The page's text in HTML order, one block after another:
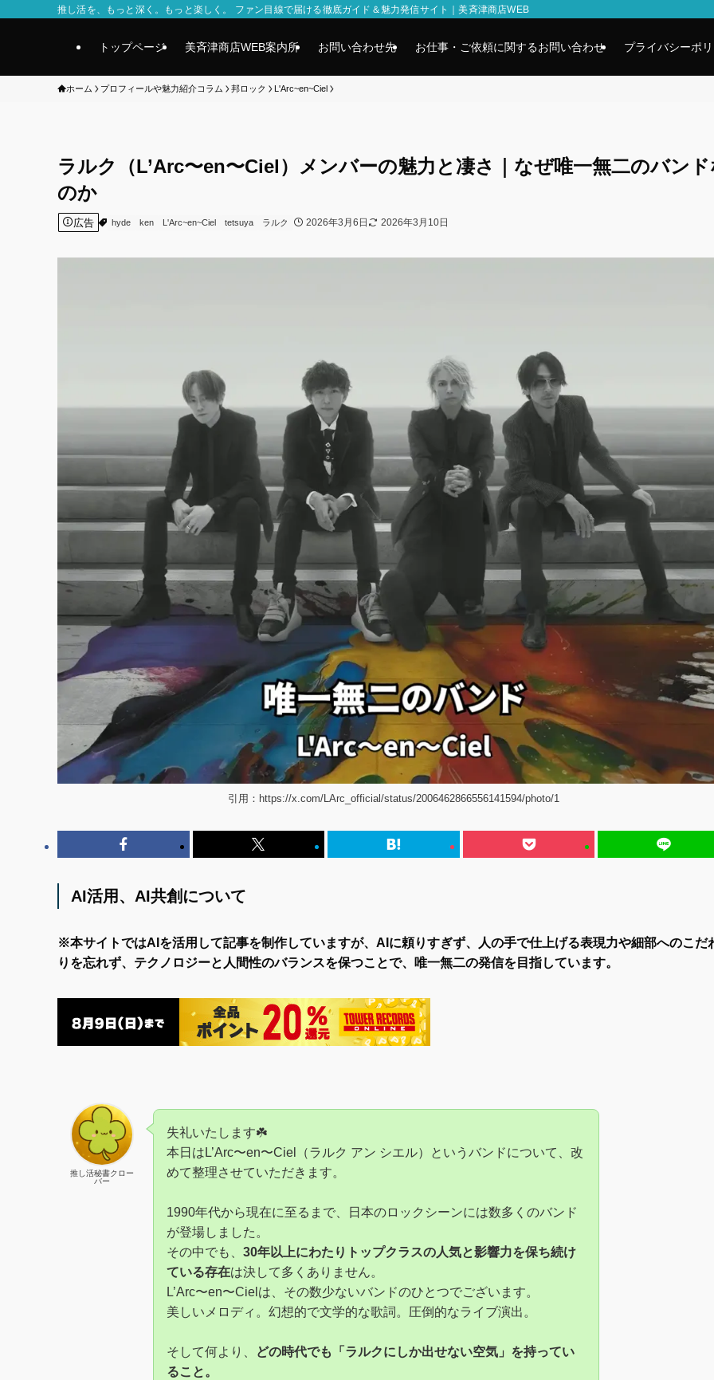
推し活を、もっと深く。もっと楽しく。 ファン目線で届ける徹底ガイド＆魅力発信サイト｜美斉津商店WEB
トップページ 美斉津商店WEB案内所 お問い合わせ先 お仕事・ご依頼に関するお問い合わせ プライバシーポ
ホーム プロフィールや魅力紹介コラム 邦ロック L'Arc~en~Ciel
ラルク（L’Arc〜en〜Ciel）メンバーの魅力と凄さ｜なぜ唯一無二のバン
のか
広告 hyde ken L'Arc~en~Ciel tetsuya ラルク 2026年3月6日 2026年3月10日
引用：https://x.com/LArc_official/status/2006462866556141594/photo/1
AI活用、AI共創について
※本サイトではAIを活用して記事を制作していますが、AIに頼りすぎず、人の手で仕上げる表現力や細部へのこだ
りを忘れず、テクノロジーと人間性のバランスを保つことで、唯一無二の発信を目指しています。
推し活秘書クロー
バー
失礼いたします☘️
本日はL’Arc〜en〜Ciel（ラルク アン シエル）というバンドについて、改
めて整理させていただきます。
1990年代から現在に至るまで、日本のロックシーンには数多くのバンド
が登場しました。
その中でも、 30年以上にわたりトップクラスの人気と影響力を保ち続け
ている存在は決して多くありません。
L’Arc〜en〜Cielは、その数少ないバンドのひとつでございます。
美しいメロディ。幻想的で文学的な歌詞。圧倒的なライブ演出。
そして何より、
どの時代でも「ラルクにしか出せない空気」を持ってい
ること。